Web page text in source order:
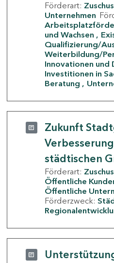
Förderart:
Unternehmen
und Wachsen
Qualifizierung/
Weiterbildung/
Innovationen und
Investitionen in
Beratung
Zukunft
städtischen
Förderart:
Öffentliche
Öffentliche
Förderzweck: